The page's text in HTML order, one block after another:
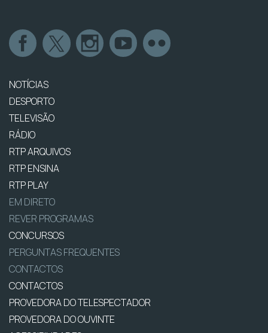
NOTÍCIAS
DESPORTO
TELEVISÃO
RÁDIO
RTP ARQUIVOS
RTP ENSINA
RTP PLAY
EM DIRETO
REVER PROGRAMAS
CONCURSOS
PERGUNTAS FREQUENTES
CONTACTOS
CONTACTOS
PROVEDORA DO TELESPECTADOR
PROVEDORA DO OUVINTE